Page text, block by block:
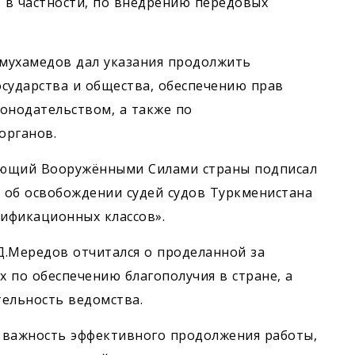
дал указания продолжить
и общества, обеспечению прав
а также по
Вооружёнными Силами страны подписал
освобождении судей судов Туркменистана
классов».
отчитался о проделанной за
обес­печению благополучия в стране, а
ведомства.
эффективного продолжения работы,